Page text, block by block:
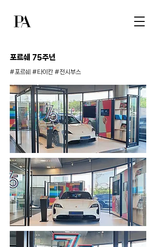
포르쉐 75주년
#포르쉐 #타이칸 #전시부스